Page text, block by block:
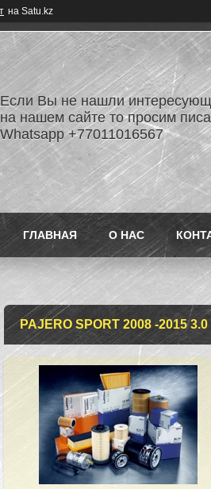
на Satu.kz
Если Вы не нашли
на нашем сайте то просим
Whatsapp +77011016567
ГЛАВНАЯ О НАС
PAJERO SPORT 2008 -2015